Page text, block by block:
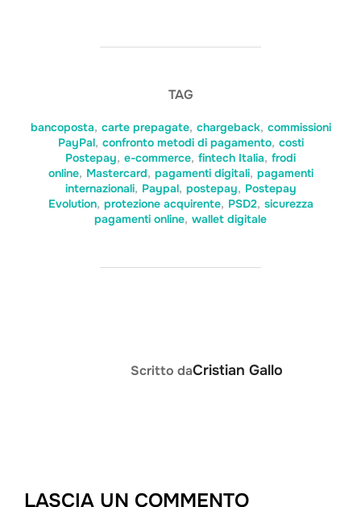
TAG
bancoposta, carte prepagate, chargeback, commissioni
PayPal, confronto metodi di pagamento, costi
Postepay, e-commerce, fintech Italia, frodi
online, Mastercard, pagamenti digitali, pagamenti
internazionali, Paypal, postepay, Postepay
Evolution, protezione acquirente, PSD2, sicurezza
pagamenti online, wallet digitale
Scritto daCristian Gallo
LASCIA UN COMMENTO